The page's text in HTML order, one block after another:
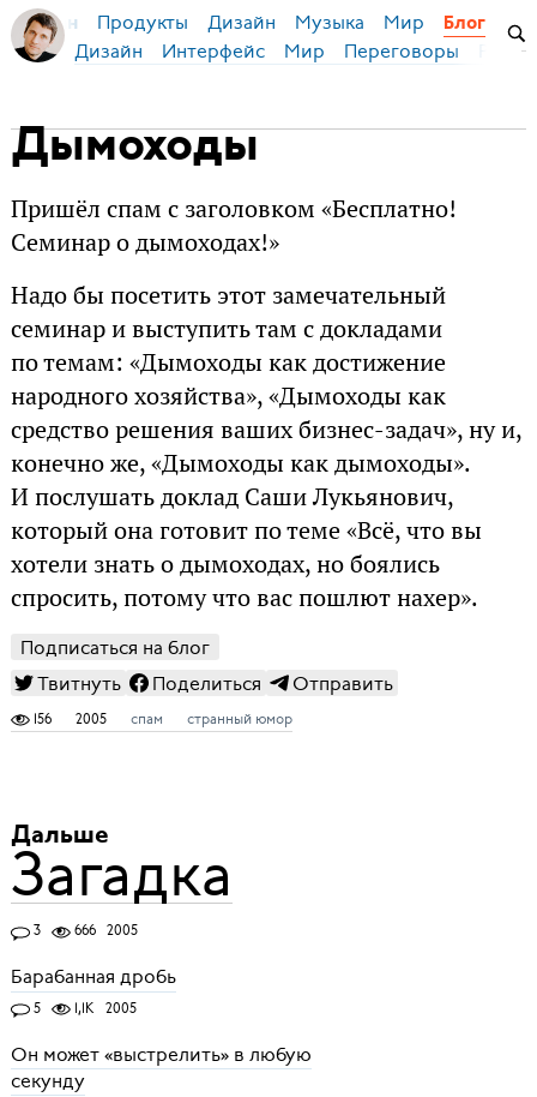
Бирман Продукты Дизайн Музыка Мир Блог
Дизайн Интерфейс Мир Переговоры
Дымоходы
Пришёл спам с заголовком «Бесплатно!
Семинар о дымоходах!»
Надо бы посетить этот замечательный
семинар и выступить там с докладами
по темам: «Дымоходы как достижение
народного хозяйства», «Дымоходы как
средство решения ваших бизнес-задач», ну и,
конечно же, «Дымоходы как дымоходы».
И послушать доклад Саши Лукьянович,
который она готовит по теме «Всё, что вы
хотели знать о дымоходах, но боялись
спросить, потому что вас пошлют нахер».
Подписаться на блог
Твитнуть
Поделиться Отправить
156 2005 спам странный юмор
Дальше
Загадка
3 666 2005
Барабанная дробь
5 1,1K 2005
Он может «выстрелить» в любую
секунду